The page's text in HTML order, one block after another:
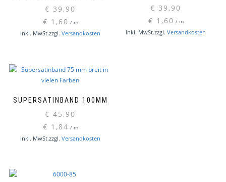
€ 39,90
€ 1,60 / m
inkl. MwSt.zzgl. Versandkosten
Die
€ 39,90
€ 1,60 / m
inkl. MwSt.zzgl. Versandkosten
SUPERSATINBAND 100MM
€ 45,90
€ 1,84 / m
inkl. MwSt.zzgl. Versandkosten